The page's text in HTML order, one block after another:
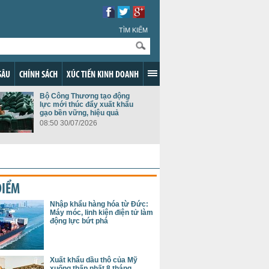
TÌM KIẾM
CHÍNH SÁCH XÚC TIẾN KINH DOANH
Bộ Công Thương tạo động
lực mới thúc đẩy xuất khẩu
gạo bền vững, hiệu quả
08:50 30/07/2026
Nhập khẩu hàng hóa từ Đức:
Máy móc, linh kiện điện tử làm
động lực bứt phá
Xuất khẩu dầu thô của Mỹ